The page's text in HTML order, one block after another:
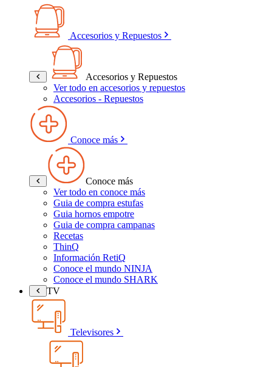
Accesorios y Repuestos
Accesorios y Repuestos
Ver todo en accesorios y repuestos
Accesorios - Repuestos
Conoce más
Conoce más
Ver todo en conoce más
Guia de compra estufas
Guia hornos empotre
Guia de compra campanas
Recetas
ThinQ
Información RetiQ
Conoce el mundo NINJA
Conoce el mundo SHARK
TV
Televisores